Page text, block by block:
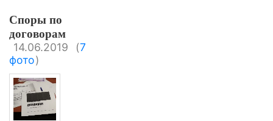
Споры по
договорам
14.06.2019
(7
фото)